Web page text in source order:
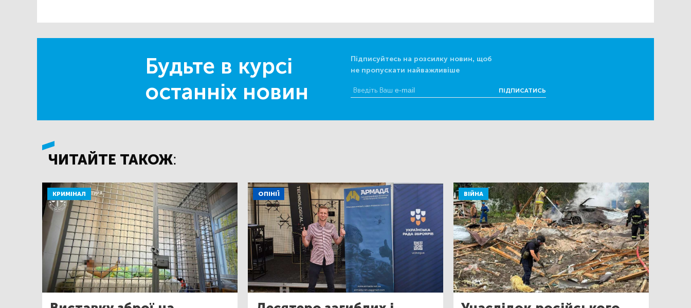
Будьте в курсі
останніх новин
Підписуйтесь на розсилку новин, щоб
не пропускати найважливіше
ПІДПИСАТИСЬ
ЧИТАЙТЕ ТАКОЖ:
КРИМІНАЛ ОПІНІЇ ВІЙНА